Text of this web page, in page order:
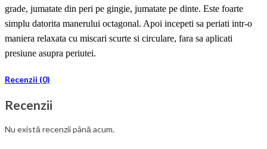
grade, jumatate din peri pe gingie, jumatate pe dinte. Este foarte
simplu datorita manerului octagonal. Apoi incepeti sa periati intr-o
maniera relaxata cu miscari scurte si circulare, fara sa aplicati
presiune asupra periutei.
Recenzii (0)
Recenzii
Nu există recenzii până acum.